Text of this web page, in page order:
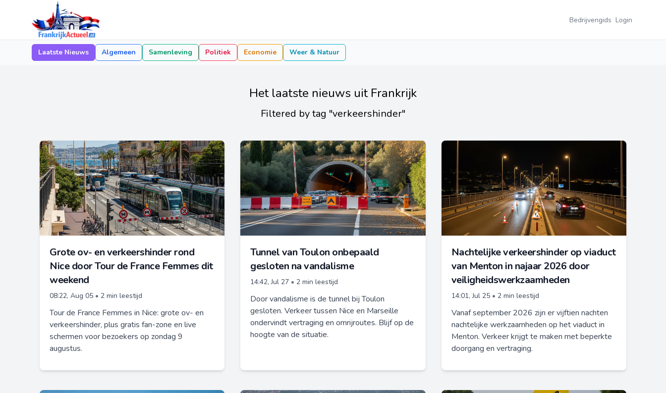
Bedrijvengids Login
Laatste Nieuws Algemeen Samenleving Politiek Economie Weer & Natuur
Het laatste nieuws uit Frankrijk
Filtered by tag "verkeershinder"
Grote ov- en verkeershinder rond
Nice door Tour de France Femmes dit
weekend
08:22, Aug 05 • 2 min leestijd
Tour de France Femmes in Nice: grote ov- en
verkeershinder, plus gratis fan-zone en live
schermen voor bezoekers op zondag 9
augustus.
Tunnel van Toulon onbepaald
gesloten na vandalisme
14:42, Jul 27 • 2 min leestijd
Door vandalisme is de tunnel bij Toulon
gesloten. Verkeer tussen Nice en Marseille
ondervindt vertraging en omrijroutes. Blijf op de
hoogte van de situatie.
Nachtelijke verkeershinder op viaduct
van Menton in najaar 2026 door
veiligheidswerkzaamheden
14:01, Jul 25 • 2 min leestijd
Vanaf september 2026 zijn er vijftien nachten
nachtelijke werkzaamheden op het viaduct in
Menton. Verkeer krijgt te maken met beperkte
doorgang en vertraging.